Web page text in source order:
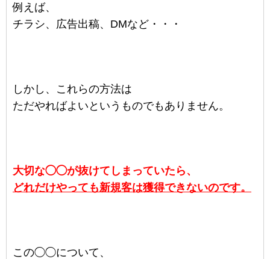
例えば、
チラシ、広告出稿、DMなど・・・
しかし、これらの方法は
ただやればよいというものでもありません。
大切な◯◯が抜けてしまっていたら、
どれだけやっても新規客は獲得できないのです。
この◯◯について、